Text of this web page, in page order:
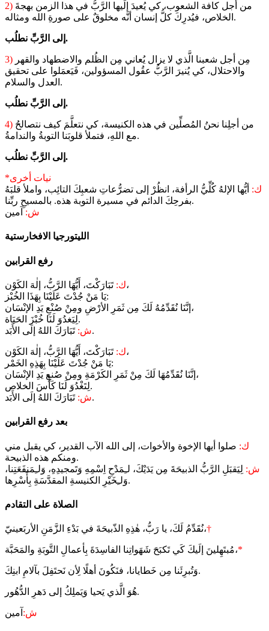
2)
الخلاص، فيُدرِكَ كلُّ إنسان أنَّه مخلوقٌ على صورةِ الله ومثاله.
إلى الرَّبِّ نطلُب.
3)
والاحتلال، كي يُنيرَ الرَّبُّ عقُول المسؤولين، فَيَعمَلوا على تحقيق
العدل والسلام.
إلى الرَّبِّ نطلُب.
4)
مع اللهِ، فتملأ قلوبَنا التوبةُ والندامةُ.
إلى الرَّبِّ نطلُب.
*نيات أخرى
ك: أيُّها الإلهُ كُلِّيُّ الرأفة، انظُرْ إلى تضرُّعاتِ شعبِكَ التائِب، واملأ قلبَهُ
بفرحِكَ الدائم في مسيرة التوبة هذه. بالمسيحِ ربِّنا.
ش: آمين
رفع القرابين
ك:تَبَارَكْتَ، أَيُّهَا الرَّبُّ، إلٰهَ الكَوْن،
يَا مَنْ جُدْتَ عَلَيْنَا بِهَذَا الخُبْز:
إنَّنَا نُقَدِّمُهُ لَكَ مِن ثَمَرِ الأرْضِ ومِنْ صُنْعِ يَدِ الإنْسَان،
لِيَغدُوَ لَنَا خُبْزَ الحَيَاة.
ش:تَبَارَكَ اللهُ إلَى الأَبَد.
ك:تَبَارَكْتَ، أَيُّهَا الرَّبُّ، إلٰهَ الكَوْن،
يَا مَنْ جُدْتَ عَلَيْنَا بِهَذِهِ الخَمْر:
إنَّنَا نُقَدِّمُهَا لَكَ مِنْ ثَمَرِ الكَرْمَةِ ومِنْ صُنعِ يَدِ الإنْسَان،
لِتَغْدُوَ لَنَا كَأْسَ الخلاص.
ش:تَبَارَكَ اللهُ إلَى الأَبَد.
بعد رفع القرابين
ك: صلوا أيها الإخوة والأخوات، إلى الله الآب القدير، كي يقبل مني
ومنكم هذه الذبيحة.
ش: لِيَقبَلِ الرَّبُّ الذبيحَةَ مِن يَدَيْكَ، لـِمَدْحِ اِسْمِهِ وَتَمجيدِهِ، وَلـِمَنفَعَتِنا،
وَلـِخَيْرِ الكنيسةِ المقدَّسَةِ بِأَسْرِها.
الصلاة على التقادم
نُقَدِّمُ لَكَ، يا رَبُّ، هٰذِهِ الذّبيحَةَ في بَدْءِ الزَّمَنِ الأربَعينيّ،†
مُبتَهِلينَ إلَيكَ كَي تَكبَحَ شَهَواتِنا الفاسِدَةَ بِأعمالِ التَّوبَةِ والمَحَبَّة،*
وَتُبرِئَنا مِن خَطايانا، فنَكُونَ أهلًا لِأن نَحتَفِلَ بآلامِ ابنِكَ.
هُوَ الَّذي يَحيا وَيَملِكُ إلى دَهرِ الدُّهُور.
ش: آمين